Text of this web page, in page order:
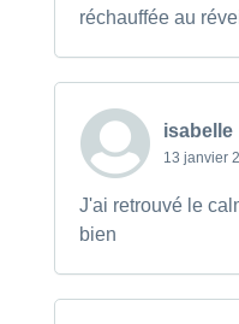
réchauffée au
isabelle
13 janvier
J'ai retrouvé le
bien